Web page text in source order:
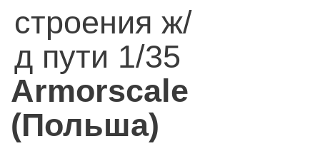
строения ж/
д пути 1/35
Armorscale
(Польша)